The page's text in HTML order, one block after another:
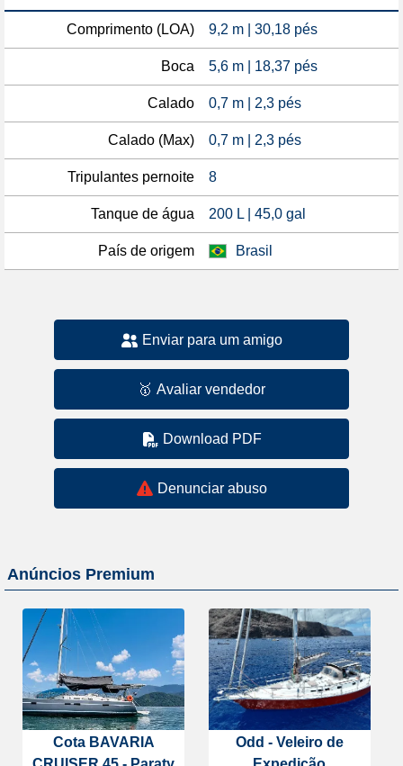
Comprimento (LOA) 9,2 m | 30,18 pés
Boca 5,6 m | 18,37 pés
Calado 0,7 m | 2,3 pés
Calado (Max) 0,7 m | 2,3 pés
Tripulantes pernoite 8
Tanque de água 200 L | 45,0 gal
País de origem Brasil
Enviar para um amigo
🥇 Avaliar vendedor
Download PDF
Denunciar abuso
Anúncios Premium
Cota BAVARIA
Odd - Veleiro de